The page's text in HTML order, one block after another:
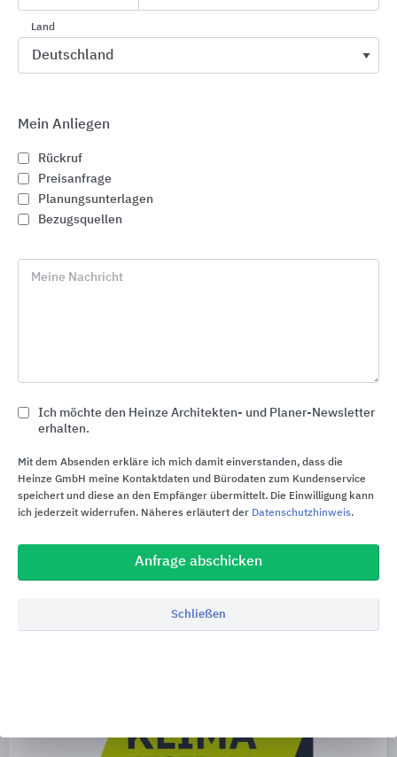
findet die Heinze ArchitekTOUR unter dem Motto „PROJECTS26“
statt. An jedem Standort erwarten die Teilnehmenden 30
Lösungen führender Bauprodukthersteller. Der Fokus liegt auf
dem Kennenlernen neuer Trends und nachhaltiger Baukonzepte,
dem Entdecken innovativer Materialien und Technologien sowie
dem Netzwerken mit Branchenexperten.
xy
Land
Mein Anliegen
Rückruf
Preisanfrage
Planungsunterlagen
Bezugsquellen
Meine Nachricht
Ich möchte den Heinze Architekten- und Planer-Newsletter
erhalten.
Mit dem Absenden erkläre ich mich damit einverstanden, dass die
Heinze GmbH meine Kontaktdaten und Bürodaten zum Kundenservice
speichert und diese an den Empfänger übermittelt. Die Einwilligung kann
ich jederzeit widerrufen. Näheres erläutert der Datenschutzhinweis.
Anfrage abschicken
Schließen